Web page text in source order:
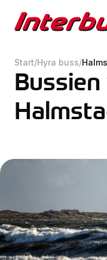
Start/Hyra buss/